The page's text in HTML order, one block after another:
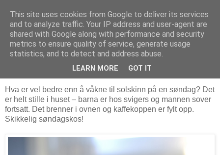
MARTHE EIDAHL
søndag 22. november 2015
SØNDAGSKOS
Hva er vel bedre enn å våkne til solskinn på en søndag? Det
er helt stille i huset – barna er hos svigers og mannen sover
fortsatt. Det brenner i ovnen og kaffekoppen er fylt opp.
Skikkelig søndagskos!
This site uses cookies from Google to deliver its services
and to analyze traffic. Your IP address and user-agent are
shared with Google along with performance and security
metrics to ensure quality of service, generate usage
statistics, and to detect and address abuse.
LEARN MORE GOT IT